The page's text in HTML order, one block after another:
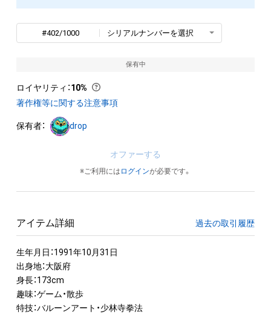
#402/1000 シリアルナンバーを選択
保有中
ロイヤリティ ：10%
著作権等に関する注意事項
保有者： drop
オファーする
※ご利用には ログインが必要です。
アイテム詳細 過去の取引履歴
生年月日：1991年10月31日
出身地：大阪府
身長：173cm
趣味：ゲーム・散歩
特技：バルーンアート・少林寺拳法